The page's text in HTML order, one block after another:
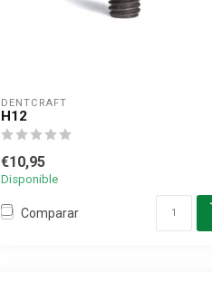
DENTCRAFT
H12
€10,95
Disponible
Comparar